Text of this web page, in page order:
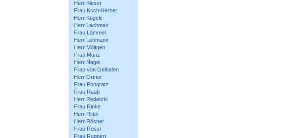
Herr Kieser
Frau Koch-Kerber
Herr Kügele
Herr Lachmair
Frau Lämmel
Herr Lehmann
Herr Möltgen
Frau Munz
Herr Nagel
Frau von Oelhafen
Herr Ortner
Frau Pongratz
Frau Raab
Herr Redetzki
Frau Rinke
Herr Ritter
Herr Rösner
Frau Rossi
Frau Ruppert